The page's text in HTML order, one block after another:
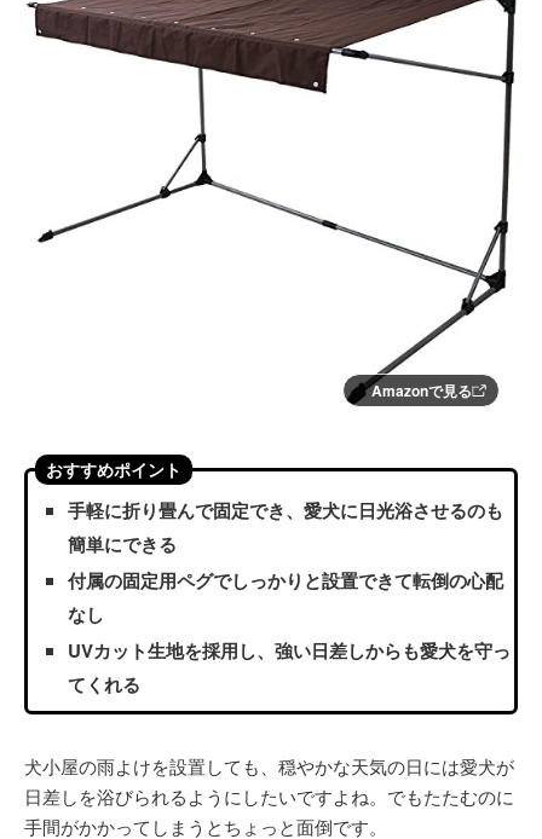
Amazonで見る
おすすめポイント
手軽に折り畳んで固定でき、愛犬に日光浴させるのも
簡単にできる
付属の固定用ペグでしっかりと設置できて転倒の心配
なし
UVカット生地を採用し、強い日差しからも愛犬を守っ
てくれる
犬小屋の雨よけを設置しても、穏やかな天気の日には愛犬が
日差しを浴びられるようにしたいですよね。でもたたむのに
手間がかかってしまうとちょっと面倒です。